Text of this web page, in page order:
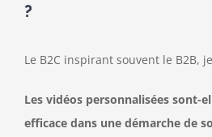
?
Le B2C inspirant souvent le B2B,
Les vidéos personnalisées sont-
efficace dans une démarche de